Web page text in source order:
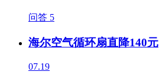
问答 5
海尔空气循环扇直降140元
07.19